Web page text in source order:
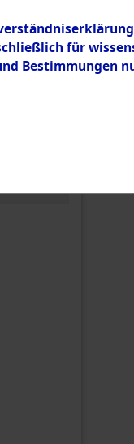
für
Bestimmungen